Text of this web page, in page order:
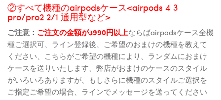
②すべて機種のairpodsケース<airpods 4 3
pro/pro2 2/1 通用型など>
ご注意： ご注文の金額が3990円以上ならばairpodsケース全機
種ご選択可、ライン登録後、ご希望のおまけの機種を教えて
ください、こちらがご希望の機種により、ランダムにおまけ
ケースを送りいたします、弊店がおまけのケースのスタイル
がいろいろありますが、もしさらに機種のスタイルご選択を
ご指定ご希望の場合、ラインでメッセージを送ってください